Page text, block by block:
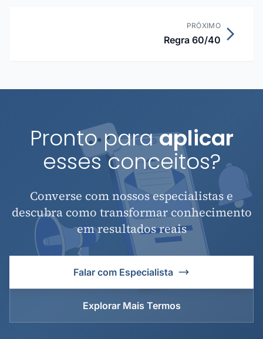
PRÓXIMO
Regra 60/40
Pronto paraaplicar
esses conceitos?
Converse com nossos especialistas e
descubra como transformar conhecimento
em resultados reais
Falar com Especialista
Explorar Mais Termos